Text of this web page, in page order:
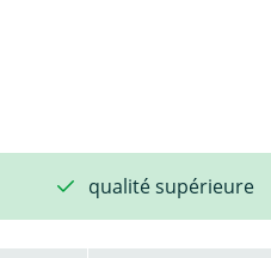
qualité supérieure